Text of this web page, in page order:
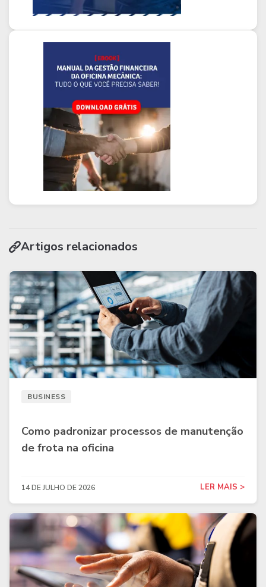
Artigos relacionados
BUSINESS
Como padronizar processos de manutenção
de frota na oficina
14 DE JULHO DE 2026 LER MAIS >